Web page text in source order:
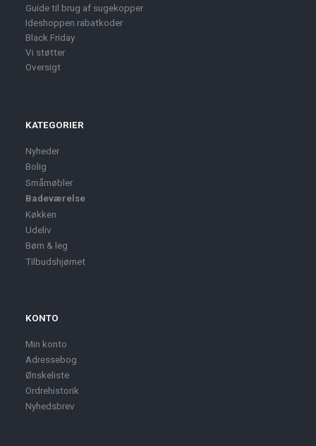
Guide til brug af sugekopper
Ideshoppen rabatkoder
Black Friday
Vi støtter
Oversigt
KATEGORIER
Nyheder
Bolig
Småmøbler
Badeværelse
Køkken
Udeliv
Børn & leg
Tilbudshjørnet
KONTO
Min konto
Adressebog
Ønskeliste
Ordrehistorik
Nyhedsbrev